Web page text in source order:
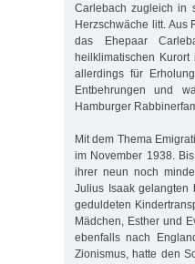
Carlebach zugleich in
Herzschwäche litt. Aus
das Ehepaar
heilklimatischen
allerdings für
Entbehrungen und
Hamburger
Mit dem Thema
im November 1938.
ihrer neun noch
Julius Isaak gelangten
geduldeten
Mädchen, Esther und
ebenfalls nach
Zionismus, hatte den